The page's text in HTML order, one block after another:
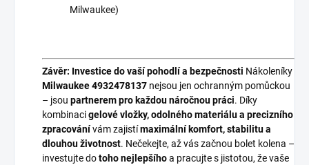
Milwaukee)
Závěr: Investice do vaší pohodlí a bezpečnosti Nákoleníky
Milwaukee 4932478137 nejsou jen ochranným pomůckou
– jsou partnerem pro každou náročnou práci. Díky
kombinacigelové vložky, odolného materiálu a precizního
zpracovánívám zajistímaximální komfort, stabilitu a
dlouhou životnost. Nečekejte, až vás začnou bolet kolena –
investujte dotoho nejlepšíhoa pracujte s jistotou, že vaše